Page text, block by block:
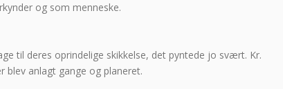
og som menneske.
til deres oprindelige skikkelse, det pyntede jo svært. Kr.
blev anlagt gange og planeret.